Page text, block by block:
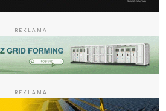
REKLAMA
REKLAMA